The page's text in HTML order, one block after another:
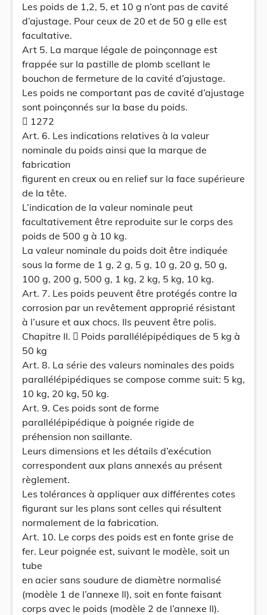
Les poids de 1,2, 5, et 10 g n’ont pas de cavité
d’ajustage. Pour ceux de 20 et de 50 g elle est
facultative.
Art 5. La marque légale de poinçonnage est
frappée sur la pastille de plomb scellant le
bouchon de fermeture de la cavité d’ajustage.
Les poids ne comportant pas de cavité d’ajustage
sont poinçonnés sur la base du poids.
 1272
Art. 6. Les indications relatives à la valeur
nominale du poids ainsi que la marque de
fabrication
figurent en creux ou en relief sur la face supérieure
de la tête.
L’indication de la valeur nominale peut
facultativement être reproduite sur le corps des
poids de 500 g à 10 kg.
La valeur nominale du poids doit être indiquée
sous la forme de 1 g, 2 g, 5 g, 10 g, 20 g, 50 g,
100 g, 200 g, 500 g, 1 kg, 2 kg, 5 kg, 10 kg.
Art. 7. Les poids peuvent être protégés contre la
corrosion par un revêtement approprié résistant
à l’usure et aux chocs. Ils peuvent être polis.
Chapitre II.  Poids parallélépipédiques de 5 kg à
50 kg
Art. 8. La série des valeurs nominales des poids
parallélépipédiques se compose comme suit: 5 kg,
10 kg, 20 kg, 50 kg.
Art. 9. Ces poids sont de forme
parallélépipédique à poignée rigide de
préhension non saillante.
Leurs dimensions et les détails d’exécution
correspondent aux plans annexés au présent
règlement.
Les tolérances à appliquer aux différentes cotes
figurant sur les plans sont celles qui résultent
normalement de la fabrication.
Art. 10. Le corps des poids est en fonte grise de
fer. Leur poignée est, suivant le modèle, soit un
tube
en acier sans soudure de diamètre normalisé
(modèle 1 de l’annexe Il), soit en fonte faisant
corps avec le poids (modèle 2 de l’annexe Il).